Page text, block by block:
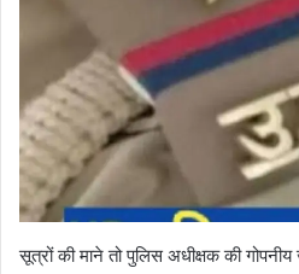
सूत्रों की माने तो पुलिस अधीक्षक की